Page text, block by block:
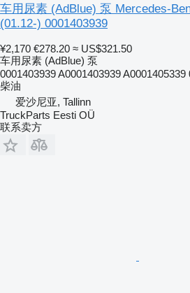
车用尿素 (AdBlue) 泵 Mercedes-
(01.12-) 0001403939
¥2,170 €278.20 ≈ US$321.50
车用尿素 (AdBlue) 泵
0001403939 A0001403939 A0001405339
柴油
爱沙尼亚, Tallinn
TruckParts Eesti OÜ
联系卖方